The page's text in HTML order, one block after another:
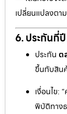
เปลี่ยนแปลงตา
6. ประกันกี่
ประกัน ต
ขึ้นกับสิน
เงื่อนไข:
พิบัติทาง